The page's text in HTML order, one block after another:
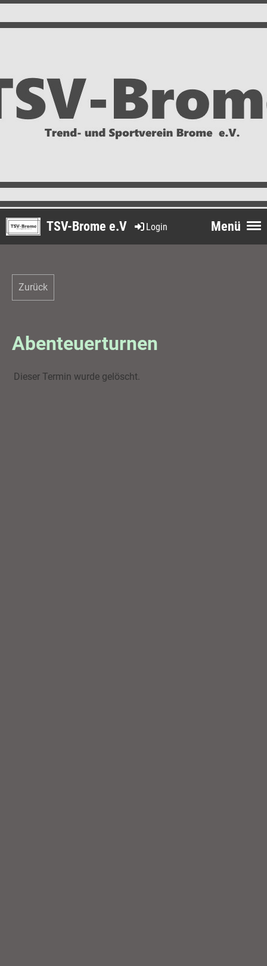
Menü
Login
TSV-Brome e.V
Zurück
Abenteuerturnen
Dieser Termin wurde gelöscht.